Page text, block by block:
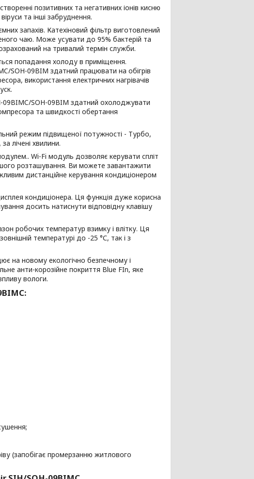
позитивних та негативних іонів кисню
та інші забруднення.
запахів. Катехіновий фільтр виготовлений
чаю. Може усувати до 95% бактерій та
на тривалий термін служби.
попадання холоду в приміщення.
SOH-09BIM здатний працювати на обігрів
використання електричних нагрівачів
09BIMC/SOH-09BIM здатний охолоджувати
та швидкості обертання
режим підвищеної потужності - Турбо,
лічені хвилини.
Wi-Fi модуль дозволяє керувати спліт
розташування. Ви можете завантажити
дистанційне керування кондиціонером
кондиціонера. Ця функція дуже корисна
досить натиснути відповідну клавішу
робочих температур взимку і влітку. Ця
температурі до -25 °С, так і з
на новому екологічно безпечному і
анти-корозійне покриття Blue FIn, яке
вологи.
(запобігає промерзанню житлового